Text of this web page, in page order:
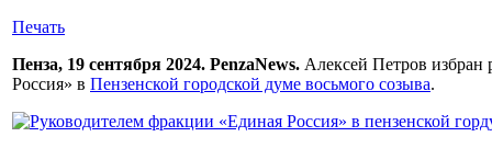
Печать
Пенза, 19 сентября 2024. PenzaNews. Алексей Петров избран
Россия» в Пензенской городской думе восьмого созыва.